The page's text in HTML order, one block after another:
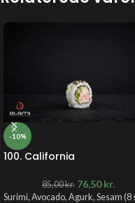
-10%
100. California
85,00kr. 76,50kr.
Surimi, Avocado, Agurk, Sesam (8